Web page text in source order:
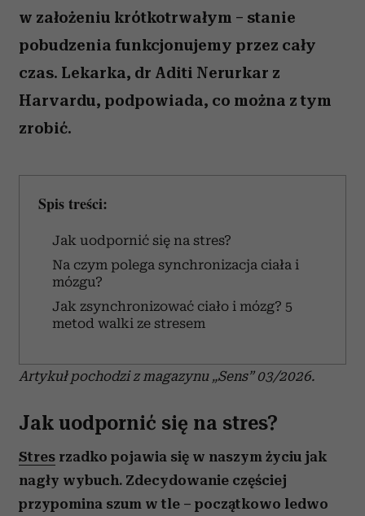
w założeniu krótkotrwałym – stanie
pobudzenia funkcjonujemy przez cały
czas. Lekarka, dr Aditi Nerurkar z
Harvardu, podpowiada, co można z tym
zrobić.
Spis treści:
Jak uodpornić się na stres?
Na czym polega synchronizacja ciała i
mózgu?
Jak zsynchronizować ciało i mózg? 5
metod walki ze stresem
Artykuł pochodzi z magazynu „Sens” 03/2026.
Jak uodpornić się na stres?
Stres rzadko pojawia się w naszym życiu jak
nagły wybuch. Zdecydowanie częściej
przypomina szum w tle – początkowo ledwo